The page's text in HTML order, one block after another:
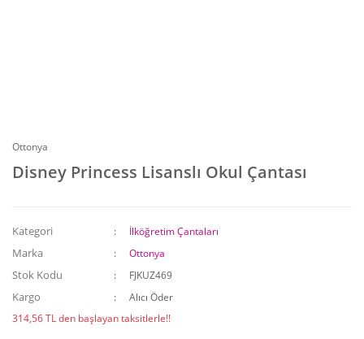
Ottonya
Disney Princess Lisanslı Okul Çantası
Kategori İlköğretim Çantaları
Marka Ottonya
Stok Kodu FJKUZ469
Kargo
Alıcı Öder
314,56 TL den başlayan taksitlerle!!